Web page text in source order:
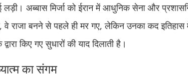
लड़ी। अब्बास मिर्जा को ईरान में आधुनिक सेना और
वे राजा बनने से पहले ही मर गए, लेकिन उनका कद
किए गए सुधारों की याद दिलाती है।
का संगम